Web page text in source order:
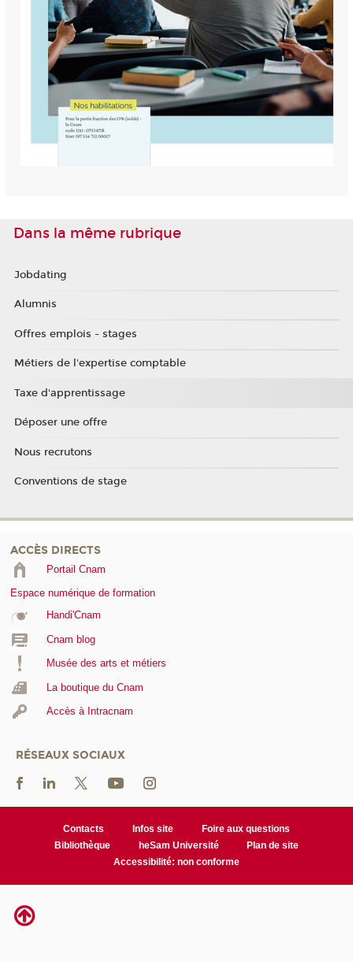
Dans la même rubrique
Jobdating
Alumnis
Offres emplois - stages
Métiers de l'expertise comptable
Taxe d'apprentissage
Déposer une offre
Nous recrutons
Conventions de stage
ACCÈS DIRECTS
Portail Cnam
Espace numérique de formation
Handi'Cnam
Cnam blog
Musée des arts et métiers
La boutique du Cnam
Accès à Intracnam
RÉSEAUX SOCIAUX
Contacts Infos site
Foire aux questions
Bibliothèque
heSam Université
Plan de site
Accessibilité: non conforme